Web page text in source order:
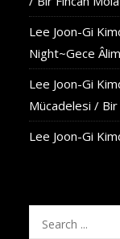
Lee Joon-Gi
Night~Gece
Lee Joon-Gi
Mücadelesi / Bir
Lee Joon-Gi